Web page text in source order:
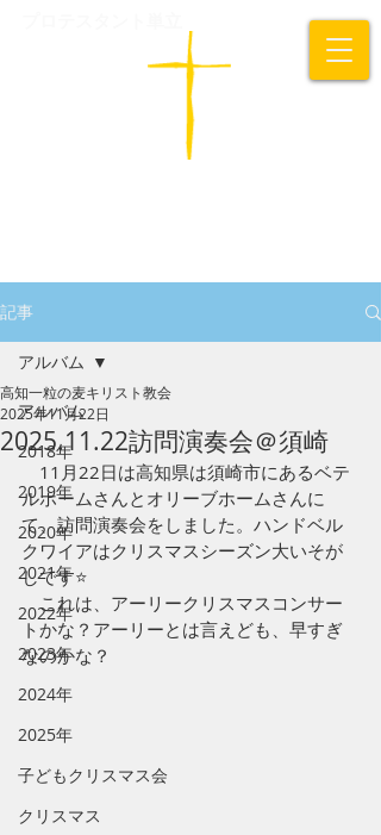
記事
アルバム
2018年
2019年
2020年
2021年
2022年
2023年
2024年
2025年
子どもクリスマス会
クリスマス
アルバム
2025.11.22訪問演奏会＠須崎
高知一粒の麦キリスト教会
2025年11月22日
11月22日は高知県は須崎市にあるベテ
ルホームさんとオリーブホームさんに
て、訪問演奏会をしました。ハンドベル
クワイアはクリスマスシーズン大いそが
しです⭐️
これは、アーリークリスマスコンサー
トかな？アーリーとは言えども、早すぎ
なのかな？